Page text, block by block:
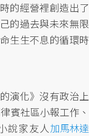
的經營裡創造出了
的過去與未來無限
生生不息的循環時
演化》沒有政治上
賓社區小報工作、
說家友人加馬林達